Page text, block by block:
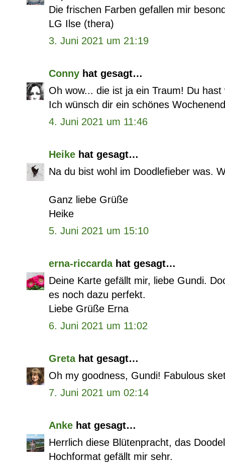
Die frischen Farben gefallen mir
LG Ilse (thera)
3. Juni 2021 um 21:19
Conny hat gesagt…
Oh wow... die ist ja ein Traum! Du
Ich wünsch dir ein schönes
4. Juni 2021 um 11:46
Heike hat gesagt…
Na du bist wohl im Doodlefieber was.
Ganz liebe Grüße
Heike
5. Juni 2021 um 15:10
erna-riccardahat gesagt…
Deine Karte gefällt mir, liebe Gundi.
es noch dazu perfekt.
Liebe Grüße Erna
6. Juni 2021 um 11:02
Gretahat gesagt…
Oh my goodness, Gundi! Fabulous
7. Juni 2021 um 02:14
Anke hat gesagt…
Herrlich diese Blütenpracht, das
Hochformat gefällt mir sehr.